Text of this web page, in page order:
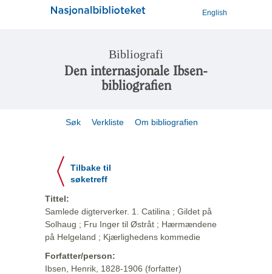
English
Bibliografi
Den internasjonale Ibsen-
bibliografien
Søk Verkliste Om bibliografien
Tilbake til
søketreff
Tittel:
Samlede digterverker. 1. Catilina ; Gildet på
Solhaug ; Fru Inger til Østråt ; Hærmændene
på Helgeland ; Kjærlighedens kommedie
Forfatter/person:
Ibsen, Henrik, 1828-1906 (forfatter)